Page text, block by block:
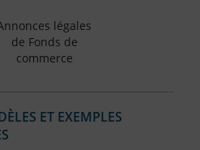
légales
de Fonds de
commerce
ET EXEMPLES